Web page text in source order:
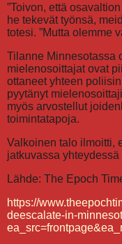
”Toivon, että
he tekevät työnsä,
totesi. ”Mutta olemme
Tilanne Minnesotassa
mielenosoittajat ovat
ottaneet yhteen
pyytänyt
myös arvostellut
toimintatapoja.
Valkoinen talo ilmoitti,
jatkuvassa
Lähde: The Epoch
https://
deescalate-in-